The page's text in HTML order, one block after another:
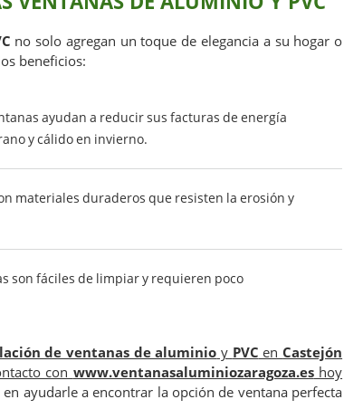
no solo agregan un toque de elegancia a su hogar o
beneficios:
ayudan a reducir sus facturas de energía
y cálido en invierno.
materiales duraderos que resisten la erosión y
son fáciles de limpiar y requieren poco
de ventanas de aluminio y PVC en Castejón
con www.ventanasaluminiozaragoza.eshoy
ayudarle a encontrar la opción de ventana perfecta